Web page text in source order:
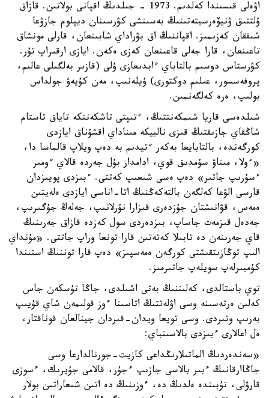
اۋەلى قىسىندا كەلدىم. 1973 - جىلدىڭ اقپانى بولاتىن. قازاق
ۇلتتىق ۋنيۆەرسيتەتىنىڭ بەسىنشى كۋرسىنان ديپلوم جازۋعا
شىققان كەزىمىز. اقپاننىڭ اق بۋراداي شابىنعان، قارلى مونشاق
تاعىنعان، قارا جەلى قاعىنعان كەزى ەكەن. ايازى ارقىراپ تۇر.
كۋرستاس دوسىم بالتاباي ءابدىعازى ۇلى (قازىر بەلگىلى عالىم،
پروفەسسور، عىلىم دوكتورى) ۇيلەنىپ، مەن كۇيەۋ جولداس
بولىپ، ەرە كەلگەنمىن.
شىلدەسى قاريا شىمكەنتتىڭ، ءتىپتى تاشكەنتكە تاياق تاستام
شاڭقاي جازىقتىڭ قىزى نالبيكە مىناداي اقشۇناق ايازدى
كورگەندە، بالتابايعا بەكەر ءتيدىم بە دەپ ويلاپ قالماسا دا،
«ءولا، مىناۋ سۇمدىق قوي، ادامدار بۇل جەردە قالاي ءومىر
ءسۇرىپ جاتىر» دەپ ەسى شىعىپ كەتتى. ءبىزدى پويىزدان
قارسى الۋعا كەلگەن بالتەكەڭنىڭ اتا-اناسى ايازدى ەلەيتىن
ەمەس، قۋانىشتان جۇزدەرى قىزارا نۇرلانىپ، جەلەڭ جۇگىرىپ،
جەدەل قىزمەت جاساپ، بىزدەردى سول كەزدە قازاق جەرىنىڭ
قاي جەرىنەن دە تابىلا كەتەتىن قارا تونعا وراپ جاتتى. «مۇنداي
الىپ توڭازىتقىشتى كورگەن ەمەسپىز» دەپ قارا توننىڭ استىندا
كۇمبىرلەپ سويلەپ جاتىرمىز.
توي باستالدى، كەلىننىڭ بەتى اشىلدى، جاڭا تۇسكەن جاس
كەلىن ەرتەسىنە وسى اۋلەتتىڭ اتاسىنا ءوز قولىمەن شاي قۇيىپ
بەرىپ وتىردى. وسى تويعا ويدان-قىردان جينالعان قوناقتار،
ەل اعالارى ءبىزدى بالاسىنباي:
«سەندەردىڭ الماتىلارىڭداعى كازيت-جورنالدارعا وسى
جاڭاارقانىڭ ءبىر بالاسى جازىپ ءجۇر، قالامى جۇيرىك، ءسوزى
قارۋلى، تۇبىندە ەلدىڭ دە، ءوزىنىڭ دە اتىن شىعاراتىن بولار